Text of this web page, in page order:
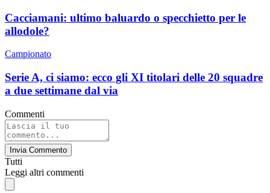
Cacciamani: ultimo baluardo o specchietto per le
allodole?
Campionato
Serie A, ci siamo: ecco gli XI titolari delle 20 squadre
a due settimane dal via
Commenti
Invia Commento
Tutti
Leggi altri commenti